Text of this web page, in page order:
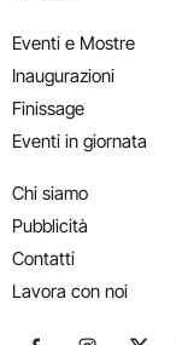
Eventi e Mostre
Inaugurazioni
Finissage
Eventi in giornata
Chi siamo
Pubblicità
Contatti
Lavora con noi